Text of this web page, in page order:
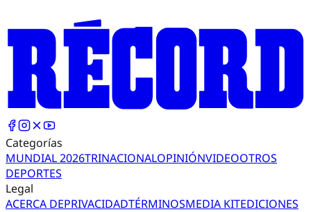
Categorías
MUNDIAL 2026TRINACIONALOPINIÓNVIDEOOTROS
DEPORTES
Legal
ACERCA DEPRIVACIDADTÉRMINOSMEDIA KITEDICIONES